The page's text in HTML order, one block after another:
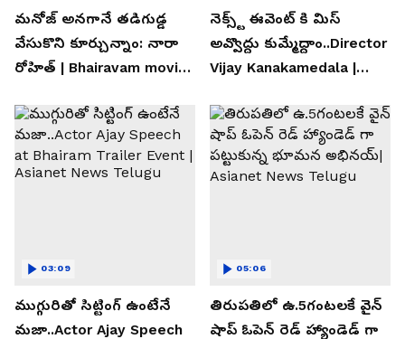
మనోజ్ అనగానే తడిగుడ్డ
వేసుకొని కూర్చున్నాం: నారా
రోహిత్ | Bhairavam movie |
నెక్స్ట్ ఈవెంట్ కి మిస్
అవ్వొద్దు కుమ్మేద్దాం..Director
Vijay Kanakamedala |
ముగ్గురితో సిట్టింగ్ ఉంటేనే
మజా..Actor Ajay Speech
03:09
తిరుపతిలో ఉ.5గంటలకే వైన్
షాప్ ఓపెన్ రెడ్ హ్యాండెడ్ గా
05:06